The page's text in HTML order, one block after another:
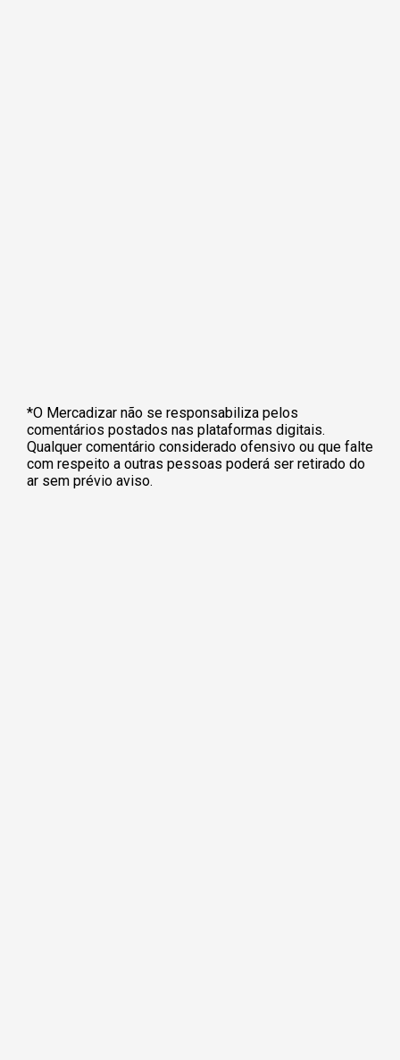
*O Mercadizar não se responsabiliza pelos
comentários postados nas plataformas digitais.
Qualquer comentário considerado ofensivo ou que falte
com respeito a outras pessoas poderá ser retirado do
ar sem prévio aviso.